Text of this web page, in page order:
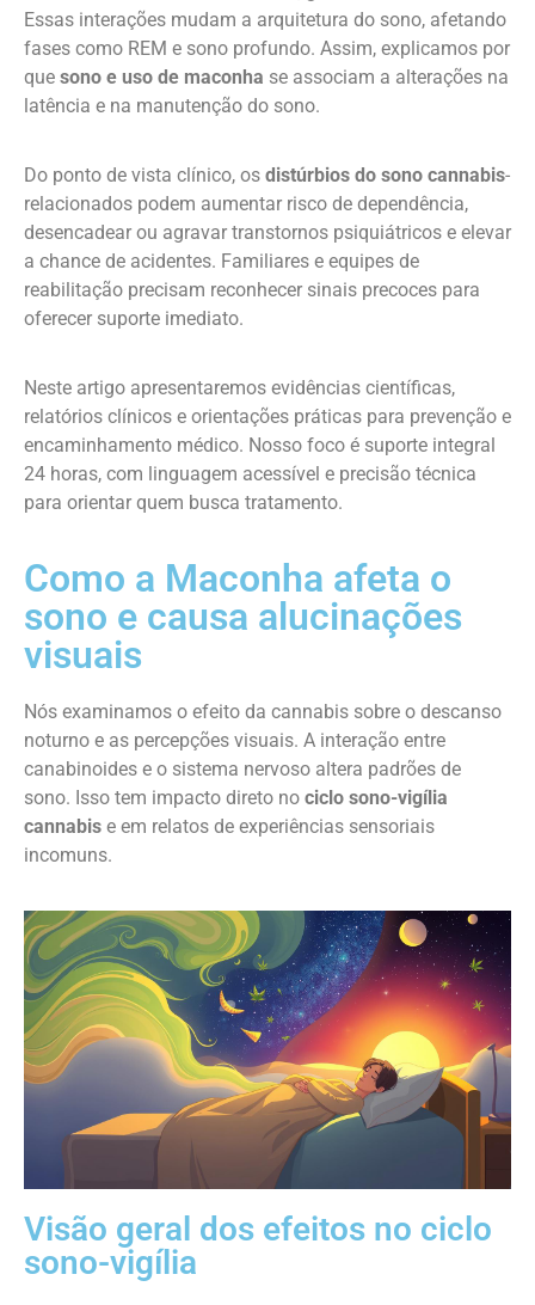
Essas interações mudam a arquitetura do sono, afetando
fases como REM e sono profundo. Assim, explicamos por
que sono e uso de maconha se associam a alterações na
latência e na manutenção do sono.
Do ponto de vista clínico, os distúrbios do sono cannabis-
relacionados podem aumentar risco de dependência,
desencadear ou agravar transtornos psiquiátricos e elevar
a chance de acidentes. Familiares e equipes de
reabilitação precisam reconhecer sinais precoces para
oferecer suporte imediato.
Neste artigo apresentaremos evidências científicas,
relatórios clínicos e orientações práticas para prevenção e
encaminhamento médico. Nosso foco é suporte integral
24 horas, com linguagem acessível e precisão técnica
para orientar quem busca tratamento.
Como a Maconha afeta o
sono e causa alucinações
visuais
Nós examinamos o efeito da cannabis sobre o descanso
noturno e as percepções visuais. A interação entre
canabinoides e o sistema nervoso altera padrões de
sono. Isso tem impacto direto no ciclo sono-vigília
cannabis e em relatos de experiências sensoriais
incomuns.
Visão geral dos efeitos no ciclo
sono-vigília